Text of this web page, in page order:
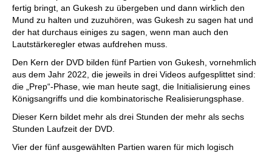
fertig bringt, an Gukesh zu übergeben und dann wirklich den
Mund zu halten und zuzuhören, was Gukesh zu sagen hat und
der hat durchaus einiges zu sagen, wenn man auch den
Lautstärkeregler etwas aufdrehen muss.
Den Kern der DVD bilden fünf Partien von Gukesh, vornehmlich
aus dem Jahr 2022, die jeweils in drei Videos aufgesplittet sind:
die „Prep“-Phase, wie man heute sagt, die Initialisierung eines
Königsangriffs und die kombinatorische Realisierungsphase.
Dieser Kern bildet mehr als drei Stunden der mehr als sechs
Stunden Laufzeit der DVD.
Vier der fünf ausgewählten Partien waren für mich logisch